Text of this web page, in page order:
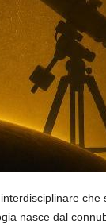
nasce dal